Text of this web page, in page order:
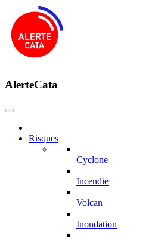
AlerteCata
Risques
Cyclone
Incendie
Volcan
Inondation